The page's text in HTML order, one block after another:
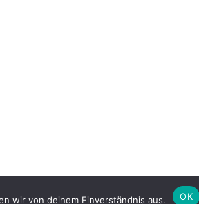
wir von deinem Einverständnis aus. OK